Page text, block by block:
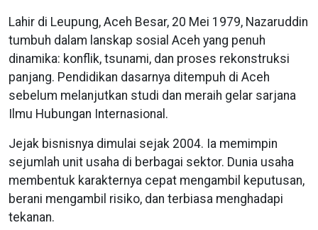
Lahir di Leupung, Aceh Besar, 20 Mei 1979, Nazaruddin
tumbuh dalam lanskap sosial Aceh yang penuh
dinamika: konflik, tsunami, dan proses rekonstruksi
panjang. Pendidikan dasarnya ditempuh di Aceh
sebelum melanjutkan studi dan meraih gelar sarjana
Ilmu Hubungan Internasional.
Jejak bisnisnya dimulai sejak 2004. Ia memimpin
sejumlah unit usaha di berbagai sektor. Dunia usaha
membentuk karakternya cepat mengambil keputusan,
berani mengambil risiko, dan terbiasa menghadapi
tekanan.